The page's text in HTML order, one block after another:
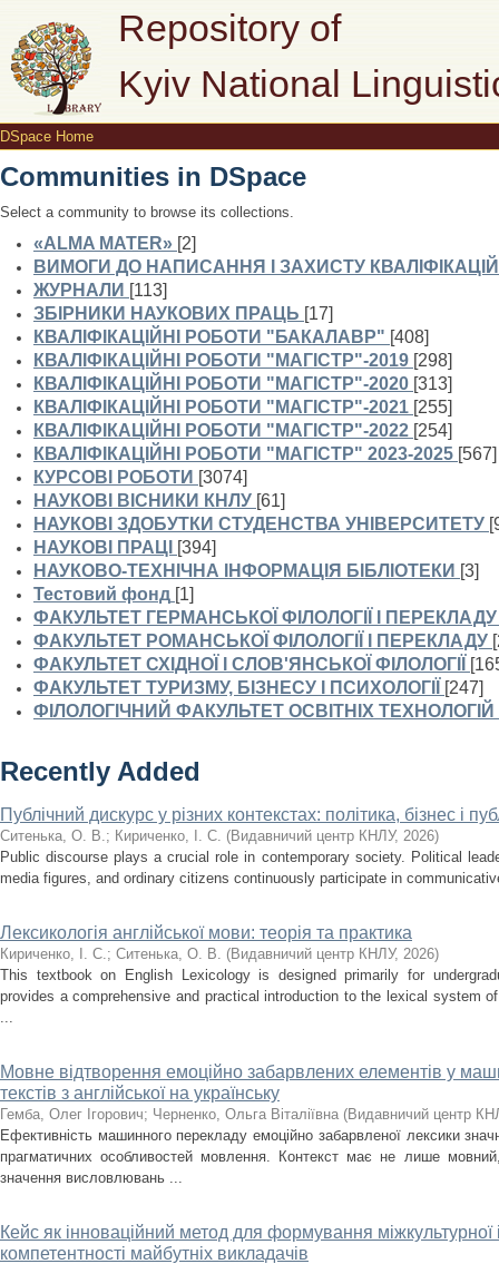
Repository of
Kyiv National
DSpace Home
DSpace Home
Communities in DSpace
Select a community to browse its collections.
«ALMA MATER» [2]
ВИМОГИ ДО НАПИСАННЯ І ЗАХИСТУ
ЖУРНАЛИ [113]
ЗБІРНИКИ НАУКОВИХ ПРАЦЬ [17]
КВАЛІФІКАЦІЙНІ РОБОТИ "БАКАЛАВР" [408]
КВАЛІФІКАЦІЙНІ РОБОТИ "МАГІСТР"-2019 [298]
КВАЛІФІКАЦІЙНІ РОБОТИ "МАГІСТР"-2020 [313]
КВАЛІФІКАЦІЙНІ РОБОТИ "МАГІСТР"-2021 [255]
КВАЛІФІКАЦІЙНІ РОБОТИ "МАГІСТР"-2022 [254]
КВАЛІФІКАЦІЙНІ РОБОТИ "МАГІСТР" 2023-2025 [567]
КУРСОВІ РОБОТИ [3074]
НАУКОВІ ВІСНИКИ КНЛУ [61]
НАУКОВІ ЗДОБУТКИ СТУДЕНСТВА УНІВЕРСИТЕТУ
НАУКОВІ ПРАЦІ [394]
НАУКОВО-ТЕХНІЧНА ІНФОРМАЦІЯ БІБЛІОТЕКИ [3]
Тестовий фонд [1]
ФАКУЛЬТЕТ ГЕРМАНСЬКОЇ ФІЛОЛОГІЇ І ПЕРЕКЛАДУ
ФАКУЛЬТЕТ РОМАНСЬКОЇ ФІЛОЛОГІЇ І ПЕРЕКЛАДУ
ФАКУЛЬТЕТ СХІДНОЇ І СЛОВ'ЯНСЬКОЇ ФІЛОЛОГІЇ
ФАКУЛЬТЕТ ТУРИЗМУ, БІЗНЕСУ І ПСИХОЛОГІЇ
[247]
ФІЛОЛОГІЧНИЙ ФАКУЛЬТЕТ ОСВІТНІХ ТЕХНОЛОГІЙ
Recently Added
Публічний дискурс у різних контекстах: політика, бізнес і
Ситенька, О. В.; Кириченко, І. С. (Видавничий центр КНЛУ, 2026)
Public discourse plays a crucial role in contemporary society. Political
media figures, and ordinary citizens continuously participate in
Лексикологія англійської мови: теорія та практика
Кириченко, І. С.; Ситенька, О. В. (Видавничий центр КНЛУ, 2026)
This textbook on English Lexicology is designed primarily for
provides a comprehensive and practical introduction to the lexical system
...
Мовне відтворення емоційно забарвлених елементів у
текстів з англійської на українську
Гемба, Олег Ігорович; Черненко, Ольга Віталіївна (Видавничий центр
Ефективність машинного перекладу емоційно забарвленої лексики
прагматичних особливостей мовлення. Контекст має не лише
значення висловлювань ...
Кейс як інноваційний метод для формування міжкультурної
компетентності майбутніх викладачів